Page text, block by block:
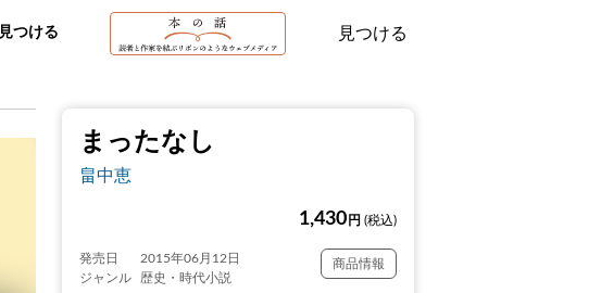
見つける 見つける
まったなし
畠中恵
1,430 円 (税込)
発売日
2015年06月12日
ジャンル
歴史・時代小説
商品情報